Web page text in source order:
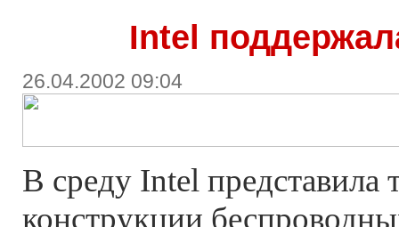
Intel
26.04.2002 09:04
В среду Intel представила
конструкции